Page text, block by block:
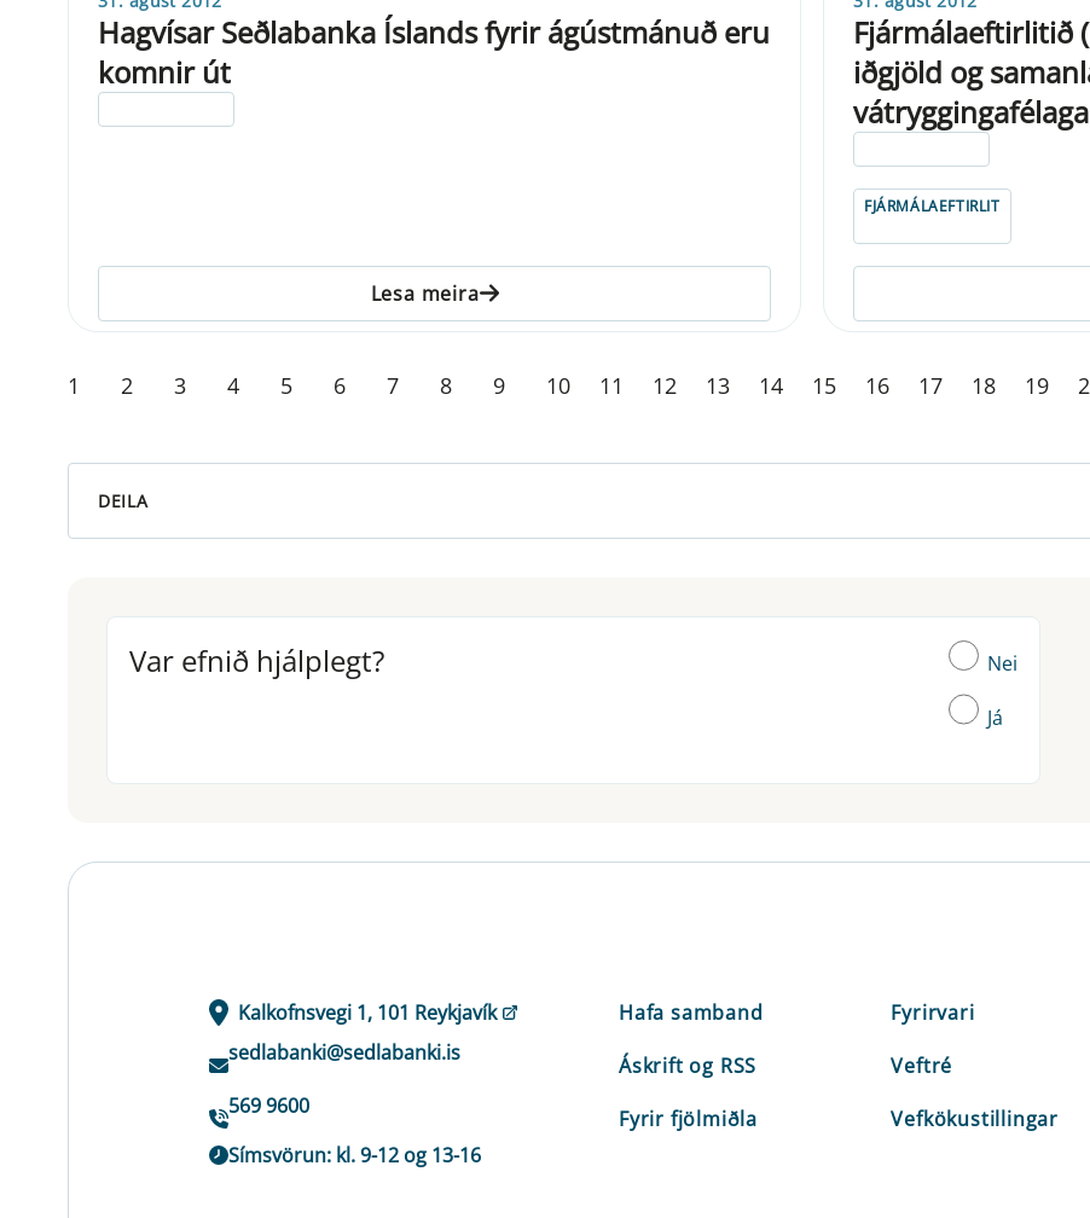
Hagvísar Seðlabanka Íslands fyrir ágústmánuð eru
komnir út
Lesa meira
Fjármálaeftirlitið
iðgjöld og
FJÁRMÁLAEFTIRLIT
1 2 3 4 5 6 7 8 9 10 11 12 13 14 15 16 17 18 19
DEILA
Var efnið hjálplegt?
Var efnið hjálplegt? Nei
Já
Kalkofnsvegi 1, 101 Reykjavík
sedlabanki@sedlabanki.is
569 9600
Símsvörun: kl. 9-12 og 13-16
Hafa samband
Áskrift og RSS
Fyrir fjölmiðla
Fyrirvari
Veftré
Vefkökustillingar